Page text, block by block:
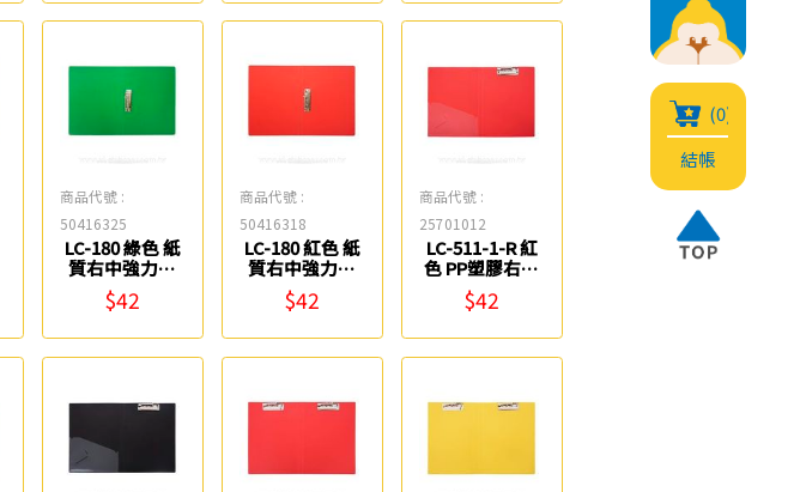
(0)
結帳
商品代號 :
50416325
LC-180 綠色 紙
質右中強力夾
連勤牌
$42
商品代號 :
50416318
LC-180 紅色 紙
質右中強力夾
連勤牌
$42
商品代號 :
25701012
LC-511-1-R 紅
色 PP塑膠右上
強力夾 連勤牌
$42